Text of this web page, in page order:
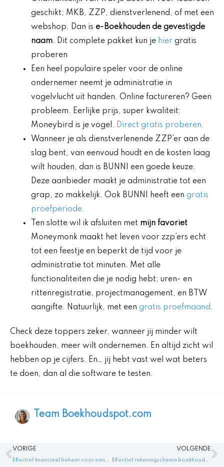
geschikt; MKB, ZZP, dienstverlenend, of met een
webshop. Dan is e-Boekhouden de gevestigde
naam. Dit complete pakket kun je hier gratis
proberen
Een heel populaire speler voor de online
ondernemer neemt je administratie in
vogelvlucht uit handen. Online factureren? Geen
probleem. Eerlijke prijs, super kwaliteit:
Moneybird is je vogel. Direct gratis proberen.
Wanneer je als dienstverlenende ZZP’er aan de
slag bent, van eenvoud houdt en de kosten laag
wilt houden, dan is BUNNI een goede keuze.
Deze aanbieder maakt je administratie tot een
grap, zo makkelijk. Ook BUNNI heeft een gratis
proefperiode.
Ten slotte wil ik afsluiten met mijn favoriet
Moneymonk maakt het leven voor zzp’ers echt
tot een feestje en beperkt de tijd voor je
administratie tot minuten. Met alle
functionaliteiten die je nodig hebt; uren- en
rittenregistratie, projectmanagement, en BTW
aangifte. Natuurlijk, met een gratis proefmaand.
Check deze toppers zeker, wanneer jij minder wilt
boekhouden, meer wilt ondernemen. En altijd zicht wil
hebben op je cijfers. En… jij hebt vast wel wat beters
te doen, dan al die software te testen.
Team Boekhoudspot.com
Vorige
VORIGE VOLGENDE